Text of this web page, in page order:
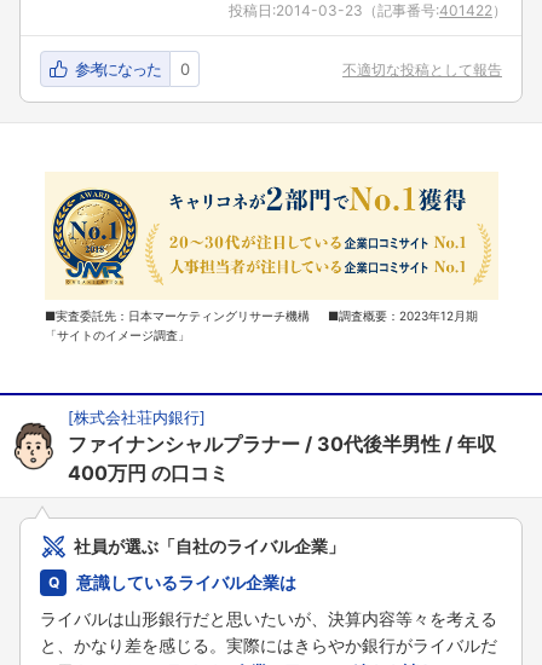
投稿日:2014-03-23 （記事番号:401422）
参考になった 0 不適切な投稿として報告
■実査委託先：日本マーケティングリサーチ機構 ■調査概要：2023年12月期
「サイトのイメージ調査」
[株式会社荘内銀行]
ファイナンシャルプラナー 30代後半男性
年収
400万円 の口コミ
社員が選ぶ「自社のライバル企業」
意識しているライバル企業は
ライバルは山形銀行だと思いたいが、決算内容等々を考える
と、かなり差を感じる。実際にはきらやか銀行がライバルだ